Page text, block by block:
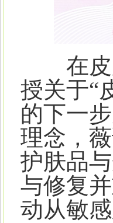
在皮肤
授关于“
的下一
理念，
护肤品
与修复
动从敏